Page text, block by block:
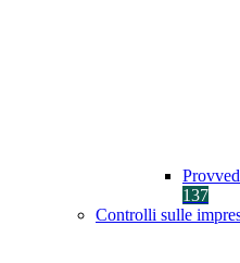
137
Controlli sulle